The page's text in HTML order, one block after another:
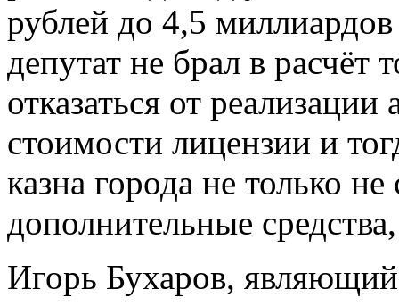
рублей до 4,5
депутат не брал в расчёт
отказаться от
стоимости лицензии и
казна города не только
дополнительные
Игорь Бухаров,